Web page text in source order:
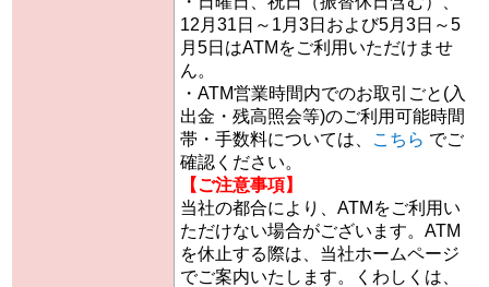
12月31日～1月3日および5月3日～5
月5日はATMをご利用いただけませ
ん。
・ATM営業時間内でのお取引ごと(入
出金・残高照会等)のご利用可能時間
帯・手数料については、
こちら でご
確認ください。
【ご注意事項】
当社の都合により、ATMをご利用い
ただけない場合がございます。ATM
を休止する際は、当社ホームページ
でご案内いたします。くわしくは、